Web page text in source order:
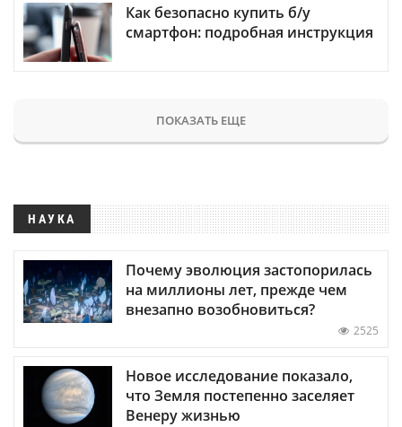
Как безопасно купить б/у
смартфон: подробная инструкция
ПОКАЗАТЬ ЕЩЕ
НАУКА
Почему эволюция застопорилась
на миллионы лет, прежде чем
внезапно возобновиться?
2525
Новое исследование показало,
что Земля постепенно заселяет
Венеру жизнью